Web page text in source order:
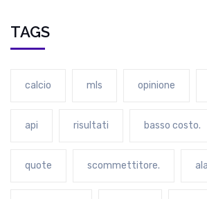
TAGS
calcio mls opinione
api risultati basso costo.
quote scommettitore. ala